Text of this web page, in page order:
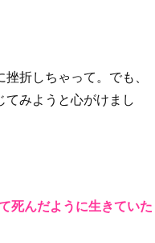
折しちゃって。でも、
てみようと心がけまし
死んだように生きていた